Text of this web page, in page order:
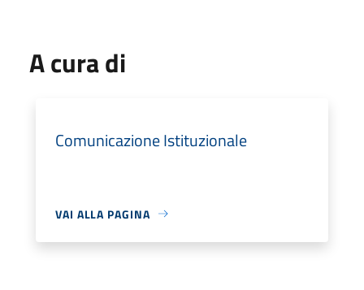
A cura di
Comunicazione Istituzionale
VAI ALLA PAGINA